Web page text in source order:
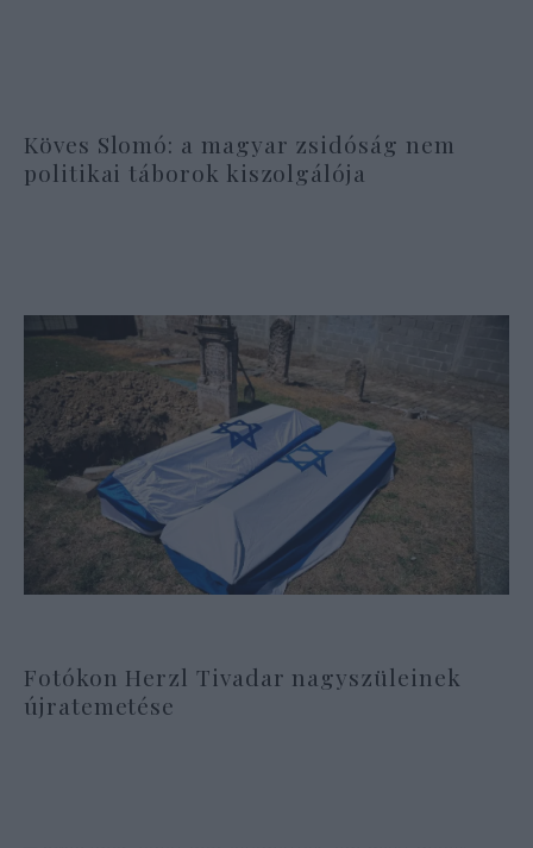
Köves Slomó: a magyar zsidóság nem
politikai táborok kiszolgálója
Fotókon Herzl Tivadar nagyszüleinek
újratemetése